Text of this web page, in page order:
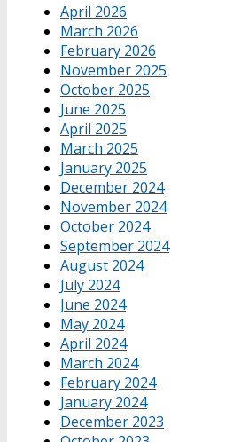
April 2026
March 2026
February 2026
November 2025
October 2025
June 2025
April 2025
March 2025
January 2025
December 2024
November 2024
October 2024
September 2024
August 2024
July 2024
June 2024
May 2024
April 2024
March 2024
February 2024
January 2024
December 2023